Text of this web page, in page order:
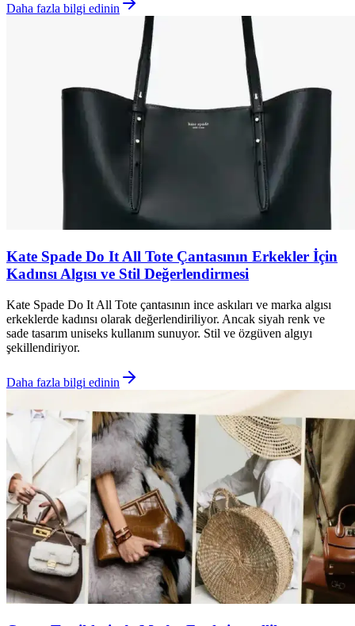
Daha fazla bilgi edinin
Kate Spade Do It All Tote Çantasının Erkekler İçin
Kadınsı Algısı ve Stil Değerlendirmesi
Kate Spade Do It All Tote çantasının ince askıları ve marka algısı
erkeklerde kadınsı olarak değerlendiriliyor. Ancak siyah renk ve
sade tasarım uniseks kullanım sunuyor. Stil ve özgüven algıyı
şekillendiriyor.
Daha fazla bilgi edinin